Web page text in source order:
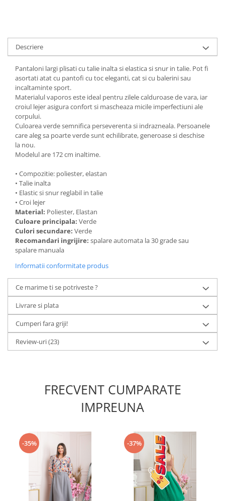
Descriere
Pantaloni largi plisati cu talie inalta si elastica si snur in talie. Pot fi
asortati atat cu pantofi cu toc eleganti, cat si cu balerini sau
incaltaminte sport.
Materialul vaporos este ideal pentru zilele calduroase de vara, iar
croiul lejer asigura confort si mascheaza micile imperfectiuni ale
corpului.
Culoarea verde semnifica perseverenta si indrazneala. Persoanele
care aleg sa poarte verde sunt echilibrate, generoase si deschise
la nou.
Modelul are 172 cm inaltime.
• Compozitie: poliester, elastan
• Talie inalta
• Elastic si snur reglabil in talie
• Croi lejer
Material: Poliester, Elastan
Culoare principala: Verde
Culori secundare: Verde
Recomandari ingrijire: spalare automata la 30 grade sau
spalare manuala
Informatii conformitate produs
Ce marime ti se potriveste ?
Livrare si plata
Cumperi fara griji!
Review-uri(23)
FRECVENT CUMPARATE
IMPREUNA
-35% -37%